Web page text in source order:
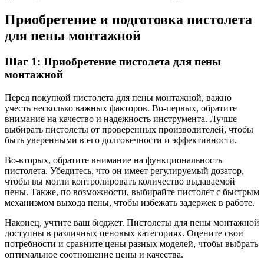
Приобретение и подготовка пистолета
для пены монтажной
Шаг 1: Приобретение пистолета для пены
монтажной
Перед покупкой пистолета для пены монтажной, важно
учесть несколько важных факторов. Во-первых, обратите
внимание на качество и надежность инструмента. Лучше
выбирать пистолеты от проверенных производителей, чтобы
быть уверенными в его долговечности и эффективности.
Во-вторых, обратите внимание на функциональность
пистолета. Убедитесь, что он имеет регулируемый дозатор,
чтобы вы могли контролировать количество выдаваемой
пены. Также, по возможности, выбирайте пистолет с быстрым
механизмом выхода пены, чтобы избежать задержек в работе.
Наконец, учтите ваш бюджет. Пистолеты для пены монтажной
доступны в различных ценовых категориях. Оцените свои
потребности и сравните цены разных моделей, чтобы выбрать
оптимальное соотношение цены и качества.